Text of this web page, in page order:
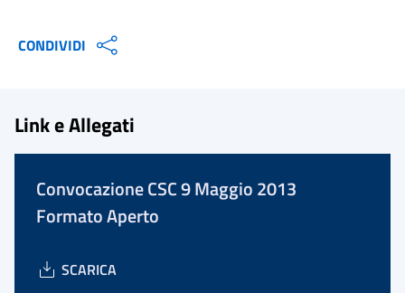
CONDIVIDI
Link e Allegati
Convocazione CSC 9 Maggio 2013
Formato Aperto
SCARICA